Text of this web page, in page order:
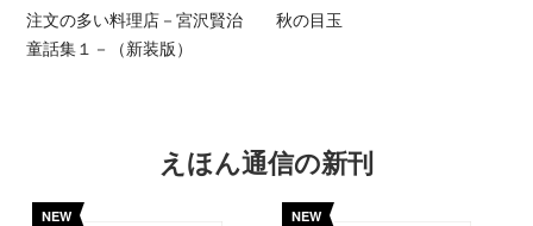
注文の多い料理店－宮沢賢治
童話集１－（新装版）
秋の目玉
えほん通信の新刊
NEW NEW